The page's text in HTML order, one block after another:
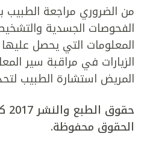
من الضروري مراجعة الطبيب
الفحوصات الجسدية
المعلومات التي يحصل
الزيارات في مراقبة سير
المريض استشارة الطبيب
الحقوق محفوظة.